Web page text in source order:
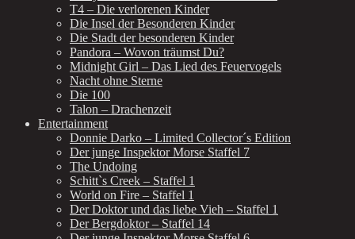
T4 – Die verlorenen Kinder
Die Insel der Besonderen Kinder
Die Stadt der besonderen Kinder
Pandora – Wovon träumst Du?
Midnight Girl – Das Lied des Feuervogels
Nacht ohne Sterne
Die 100
Talon – Drachenzeit
Entertainment
Donnie Darko – Limited Collector´s Edition
Der junge Inspektor Morse Staffel 7
The Undoing
Schitt`s Creek – Staffel 1
World on Fire – Staffel 1
Der Doktor und das liebe Vieh – Staffel 1
Der Bergdoktor – Staffel 14